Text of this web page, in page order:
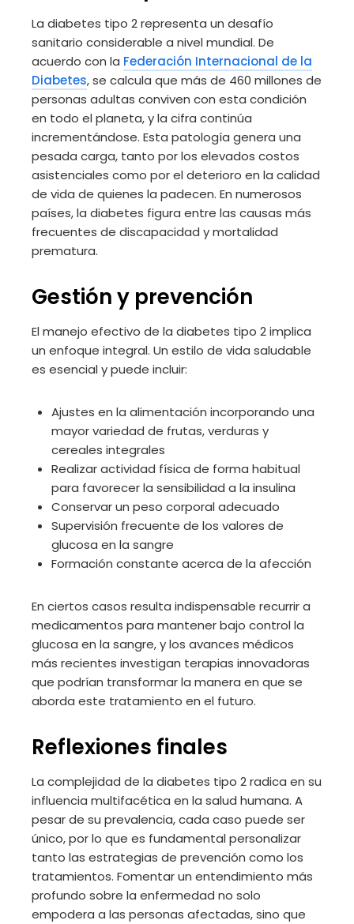
La diabetes tipo 2 representa un desafío
sanitario considerable a nivel mundial. De
acuerdo con la Federación Internacional de la
Diabetes, se calcula que más de 460 millones de
personas adultas conviven con esta condición
en todo el planeta, y la cifra continúa
incrementándose. Esta patología genera una
pesada carga, tanto por los elevados costos
asistenciales como por el deterioro en la calidad
de vida de quienes la padecen. En numerosos
países, la diabetes figura entre las causas más
frecuentes de discapacidad y mortalidad
prematura.
Gestión y prevención
El manejo efectivo de la diabetes tipo 2 implica
un enfoque integral. Un estilo de vida saludable
es esencial y puede incluir:
Ajustes en la alimentación incorporando una
mayor variedad de frutas, verduras y
cereales integrales
Realizar actividad física de forma habitual
para favorecer la sensibilidad a la insulina
Conservar un peso corporal adecuado
Supervisión frecuente de los valores de
glucosa en la sangre
Formación constante acerca de la afección
En ciertos casos resulta indispensable recurrir a
medicamentos para mantener bajo control la
glucosa en la sangre, y los avances médicos
más recientes investigan terapias innovadoras
que podrían transformar la manera en que se
aborda este tratamiento en el futuro.
Reflexiones finales
La complejidad de la diabetes tipo 2 radica en su
influencia multifacética en la salud humana. A
pesar de su prevalencia, cada caso puede ser
único, por lo que es fundamental personalizar
tanto las estrategias de prevención como los
tratamientos. Fomentar un entendimiento más
profundo sobre la enfermedad no solo
empodera a las personas afectadas, sino que